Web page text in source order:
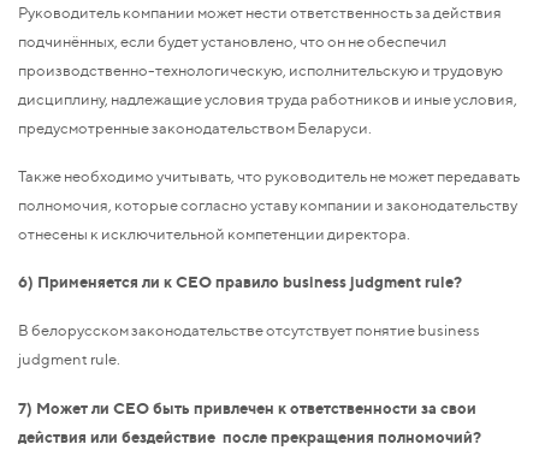
Руководитель компании может нести ответственность за действия
подчинённых, если будет установлено, что он не обеспечил
производственно-технологическую, исполнительскую и трудовую
дисциплину, надлежащие условия труда работников и иные условия,
предусмотренные законодательством Беларуси.
Также необходимо учитывать, что руководитель не может передавать
полномочия, которые согласно уставу компании и законодательству
отнесены к исключительной компетенции директора.
6) Применяется ли к CEO правило business judgment rule?
В белорусском законодательстве отсутствует понятие business
judgment rule.
7) Может ли CEO быть привлечен к ответственности за свои
действия или бездействие после прекращения полномочий?